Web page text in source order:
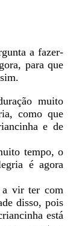
a fazer-
para que
muito
como que
e de
tempo, o
é agora
a vir ter com
disso, pois
está